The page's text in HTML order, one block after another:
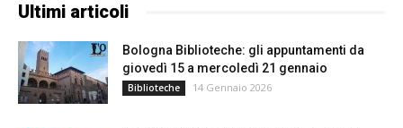
Ultimi articoli
Bologna Biblioteche: gli appuntamenti da
giovedì 15 a mercoledì 21 gennaio
Biblioteche 14 Gennaio 2026